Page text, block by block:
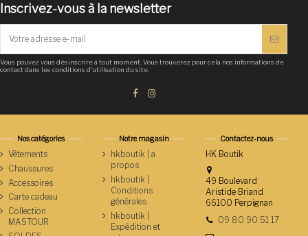
Inscrivez-vous à la newsletter
Vous pouvez vous désinscrire à tout moment. Vous trouverez pour cela nos informations de
contact dans les conditions d'utilisation du site.
Nos catégories
Vêtements
Chaussures
Accessoires
Carte cadeau
Collection
MASTOUR
Notre magasin
hkboutik | a
propos
hkboutik |
Conditions
générales
hkboutik |
Expédition et
Contactez-nous
HK Boutik
49 Boulevard
Aristide Briand
66100 Perpignan
09 80 90 51 17